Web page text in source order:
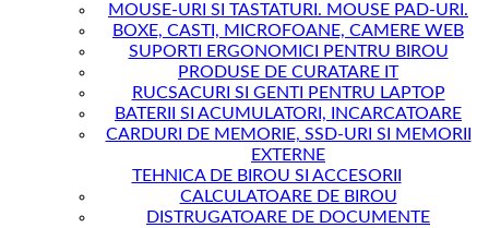
MOUSE-URI SI TASTATURI. MOUSE PAD-URI.
BOXE, CASTI, MICROFOANE, CAMERE WEB
SUPORTI ERGONOMICI PENTRU BIROU
PRODUSE DE CURATARE IT
RUCSACURI SI GENTI PENTRU LAPTOP
BATERII SI ACUMULATORI, INCARCATOARE
CARDURI DE MEMORIE, SSD-URI SI MEMORII
EXTERNE
TEHNICA DE BIROU SI ACCESORII
CALCULATOARE DE BIROU
DISTRUGATOARE DE DOCUMENTE